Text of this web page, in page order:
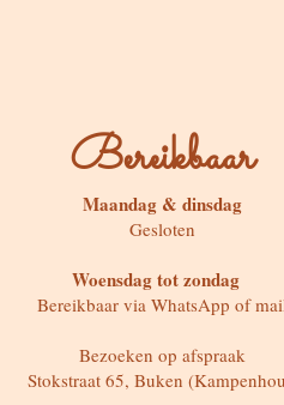
Bereikbaar
Maandag & dinsdag
Gesloten
Woensdag tot zondag
Bereikbaar via WhatsApp of
Bezoeken op afspraak
Stokstraat 65, Buken